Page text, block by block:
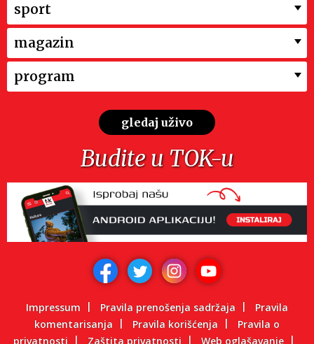
sport
magazin
program
gledaj uživo
Budite u TOK-u
Impressum Pravila prenošenja sadržaja
Pravila
komentarisanja
Pravila korišćenja
Pravila o
privatnosti
Zaštita privatnosti Web oglašavanje